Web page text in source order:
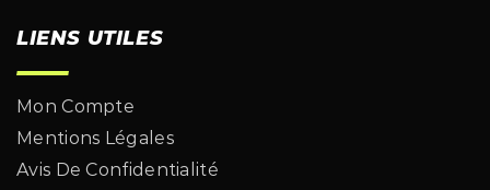
LIENS UTILES
Mon Compte
Mentions Légales
Avis De Confidentialité